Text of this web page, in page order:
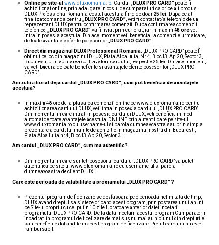
Online pe site-ul www.dluxromania.ro. Cardul „DLUX PRO CARD” poate fi
achizitionat online, prin adaugare in cosul de cumparaturi ca orice alt produs
DLUX Professional Romania, costul acestuia fiind de doar 25 lei . Dupa ce ati
finalizat comanda pentru
„DLUX PRO CARD” , veti fi contactat/a telefonic de un
reprezentant DLUX pentru confirmarea comenzii. Dupa confirmarea comenzii
telefonice,
„DLUX PRO CARD”va fi livrat prin curierat, iar in maxim 48 oreveti
intra in posesia acestuia. Din acel moment veti beneficia, la comenzile urmatoare,
de toate avantajele oferite posesorilor
„DLUX PRO CARD”
Direct din magazinul DLUX Professional Romania.
„DLUX PRO CARD” poate fi
obtinut pe loc din magazinul DLUX, Piata Alba Iulia, Nr.4, Bloc I3, Ap.20, Sector 3,
Bucuresti, prin achitarea contravalorii cardului, respectiv 25 lei. Din acel moment,
va veti bucura de toate beneficiile si avantajele oferite posesorilor „DLUX PRO
CARD”.
Am achizitionat deja cardul „DLUX PRO CARD”, cum pot beneficia de avantajele
acestuia?
In maxim 48 ore de la plasarea comenzii online pe www.dluxromania.ro pentru
achizitionarea cardului DLUX, veti intra in posesia cardului „DLUX PRO CARD”.
Din momentul in care intrati in posesia cardului DLUX, veti beneficia in mod
automat de toate avantajele acestuia, ONLINE prin autentificare pe site-ul
www.dluxromania.ro cu username-ul si parola dumneavoastra sau prin simpla
prezentare a cardului inainte de achizitie in magazinul nostru din Bucuresti,
Piata Alba Iulia nr.4, Bloc I3, Ap.20, Sector 3.
Am cardul „DLUX PRO CARD”, cum ma autentific?
Din momentul in care sunteti posesor al cardului „DLUX PRO CARD” va puteti
autentifica pe site-ul www.dluxromania.ro cu username-ul si parola
dumneavoastra de client DLUX.
Care este perioada de valabilitate a programului „DLUX PRO CARD” ?
Prezentul program de fidelizare se desfasoara pe o perioada nelimitata de timp,
DLUX avand dreptul sa sisteze oricand acest program, prin postarea unui anunt
pe Site-ul propriu cu cel putin 10 zile lucratoare anterior datei incetarii
programului DLUX PRO CARD. De la data incetarii acestui program Cumparatorii
incadrati in programul de fidelizare de mai sus nu mai au niciunul din drepturile
sau beneficiile dobandite in acest program de fidelizare. Pretul cardului nu este
rambursabil.